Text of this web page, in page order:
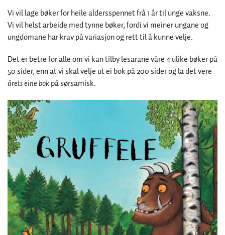
Vi vil lage bøker for heile aldersspennet frå 1 år til unge vaksne.
Vi vil helst arbeide med tynne bøker, fordi vi meiner ungane og
ungdomane har krav på variasjon og rett til å kunne velje.
Det er betre for alle om vi kan tilby lesarane våre 4 ulike bøker på
50 sider, enn at vi skal velje ut ei bok på 200 sider og la det vere
årets eine bokpå sørsamisk.